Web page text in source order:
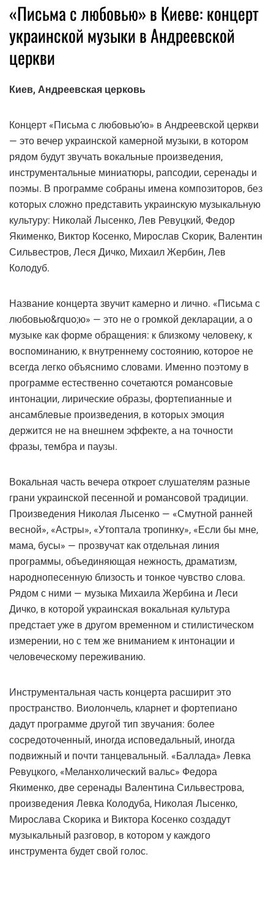
«Письма с любовью» в Киеве: концерт
украинской музыки в Андреевской
церкви
Киев, Андреевская церковь
Концерт «Письма с любовью’ю» в Андреевской церкви
— это вечер украинской камерной музыки, в котором
рядом будут звучать вокальные произведения,
инструментальные миниатюры, рапсодии, серенады и
поэмы. В программе собраны имена композиторов, без
которых сложно представить украинскую музыкальную
культуру: Николай Лысенко, Лев Ревуцкий, Федор
Якименко, Виктор Косенко, Мирослав Скорик, Валентин
Сильвестров, Леся Дичко, Михаил Жербин, Лев
Колодуб.
Название концерта звучит камерно и лично. «Письма с
любовью&rquo;ю» — это не о громкой декларации, а о
музыке как форме обращения: к близкому человеку, к
воспоминанию, к внутреннему состоянию, которое не
всегда легко объяснимо словами. Именно поэтому в
программе естественно сочетаются романсовые
интонации, лирические образы, фортепианные и
ансамблевые произведения, в которых эмоция
держится не на внешнем эффекте, а на точности
фразы, тембра и паузы.
Вокальная часть вечера откроет слушателям разные
грани украинской песенной и романсовой традиции.
Произведения Николая Лысенко — «Смутной ранней
весной», «Астры», «Утоптала тропинку», «Если бы мне,
мама, бусы» — прозвучат как отдельная линия
программы, объединяющая нежность, драматизм,
народнопесенную близость и тонкое чувство слова.
Рядом с ними — музыка Михаила Жербина и Леси
Дичко, в которой украинская вокальная культура
предстает уже в другом временном и стилистическом
измерении, но с тем же вниманием к интонации и
человеческому переживанию.
Инструментальная часть концерта расширит это
пространство. Виолончель, кларнет и фортепиано
дадут программе другой тип звучания: более
сосредоточенный, иногда исповедальный, иногда
подвижный и почти танцевальный. «Баллада» Левка
Ревуцкого, «Меланхолический вальс» Федора
Якименко, две серенады Валентина Сильвестрова,
произведения Левка Колодуба, Николая Лысенко,
Мирослава Скорика и Виктора Косенко создадут
музыкальный разговор, в котором у каждого
инструмента будет свой голос.